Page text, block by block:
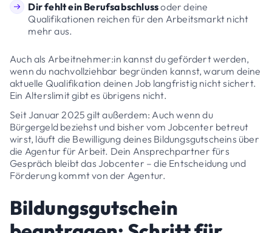
Dir fehlt ein Berufsabschlussoder deine
Qualifikationen reichen für den Arbeitsmarkt nicht
mehr aus.
Auch als Arbeitnehmer:in kannst du gefördert werden,
wenn du nachvollziehbar begründen kannst, warum deine
aktuelle Qualifikation deinen Job langfristig nicht sichert.
Ein Alterslimit gibt es übrigens nicht.
Seit Januar 2025 gilt außerdem: Auch wenn du
Bürgergeld beziehst und bisher vom Jobcenter betreut
wirst, läuft die Bewilligung deines Bildungsgutscheins über
die Agentur für Arbeit. Dein Ansprechpartner fürs
Gespräch bleibt das Jobcenter – die Entscheidung und
Förderung kommt von der Agentur.
Bildungsgutschein